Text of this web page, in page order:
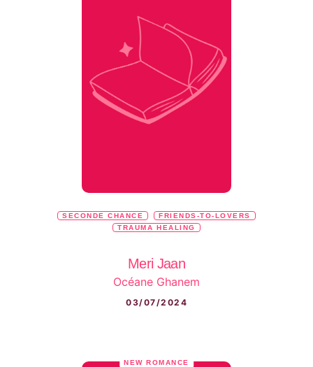
SECONDE CHANCE
FRIENDS-TO-LOVERS
TRAUMA HEALING
Meri Jaan
Océane Ghanem
03/07/2024
NEW ROMANCE